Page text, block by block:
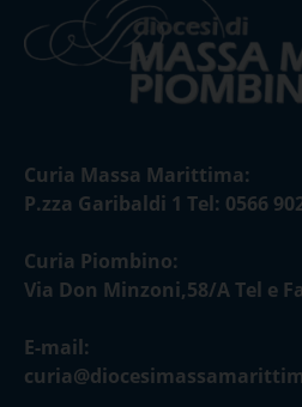
Curia Massa Marittima:
P.zza Garibaldi 1 Tel: 0566
Curia Piombino:
Via Don Minzoni,58/A Tel e
E-mail: